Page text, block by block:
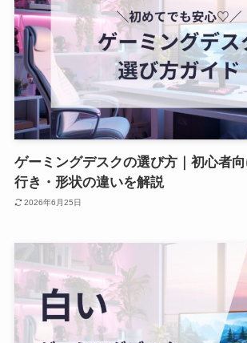
ゲーミングデスクの選び方｜初心者
行き・形状の違いを解説
2026年6月25日